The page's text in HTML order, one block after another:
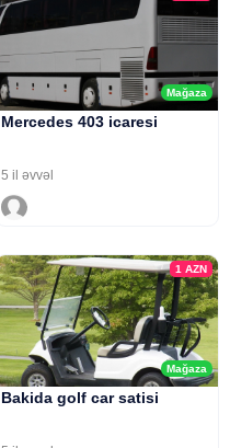
Mağaza
Mercedes 403 icaresi
5 il əvvəl
Mağaza
1 AZN
Bakida golf car satisi